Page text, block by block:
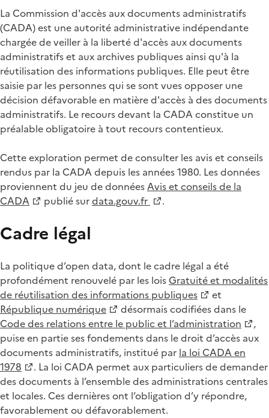
La Commission d'accès aux documents administratifs
(CADA) est une autorité administrative indépendante
chargée de veiller à la liberté d'accès aux documents
administratifs et aux archives publiques ainsi qu'à la
réutilisation des informations publiques. Elle peut être
saisie par les personnes qui se sont vues opposer une
décision défavorable en matière d'accès à des documents
administratifs. Le recours devant la CADA constitue un
préalable obligatoire à tout recours contentieux.
Cette exploration permet de consulter les avis et conseils
rendus par la CADA depuis les années 1980. Les données
proviennent du jeu de donnéesAvis et conseils de la
CADA
publié surdata.gouv.fr .
Cadre légal
La politique d’open data, dont le cadre légal a été
profondément renouvelé par les loisGratuité et modalités
de réutilisation des informations publiques
et
République numérique
désormais codifiées dans le
Code des relations entre le public et l’administration
,
puise en partie ses fondements dans le droit d’accès aux
documents administratifs, institué par la loi CADA en
1978
. La loi CADA permet aux particuliers de demander
des documents à l’ensemble des administrations centrales
et locales. Ces dernières ont l’obligation d’y répondre,
favorablement ou défavorablement.